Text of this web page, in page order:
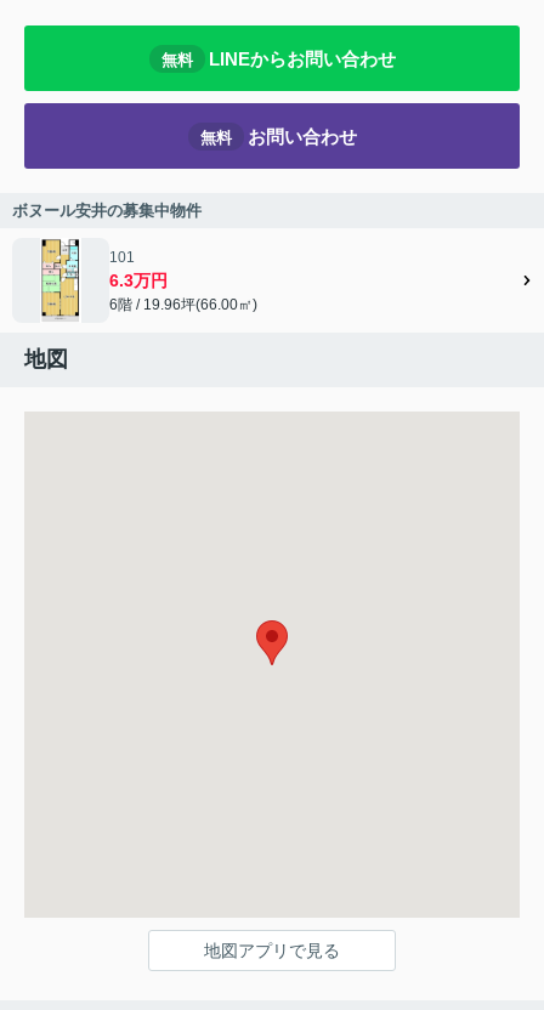
無料 LINEからお問い合わせ
無料 お問い合わせ
ボヌール安井の募集中物件
101
6.3万円
6階 / 19.96坪(66.00㎡)
地図
地図アプリで見る